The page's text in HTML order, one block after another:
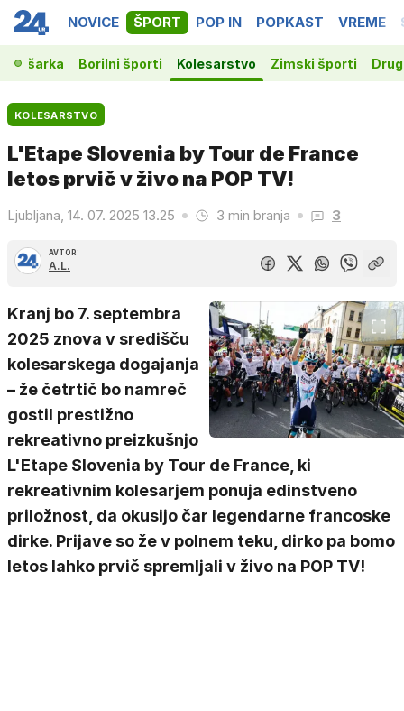
NOVICE ŠPORT POP IN POPKAST VREME
Košarka Borilni športi Kolesarstvo Zimski športi
KOLESARSTVO
L'Etape Slovenia by Tour de France
letos prvič v živo na POP TV!
Ljubljana, 14. 07. 2025 13.25 3 min branja 3
AVTOR:
A.L.
Kranj bo 7. septembra
2025 znova v središču
kolesarskega dogajanja
– že četrtič bo namreč
gostil prestižno
rekreativno preizkušnjo
L'Etape Slovenia by Tour de France, ki
rekreativnim kolesarjem ponuja edinstveno
priložnost, da okusijo čar legendarne francoske
dirke. Prijave so že v polnem teku, dirko pa bomo
letos lahko prvič spremljali v živo na POP TV!